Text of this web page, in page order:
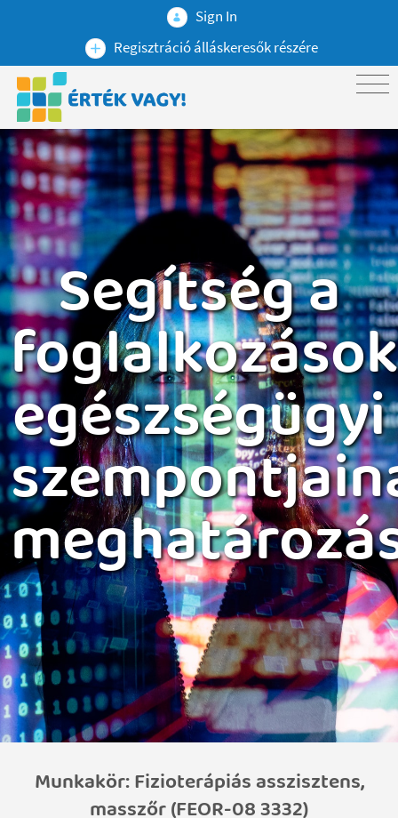
Sign In
Regisztráció álláskeresők részére
Segítség a
foglalkozások
egészségügyi
Munkakör: Fizioterápiás asszisztens,
masszőr (FEOR-08 3332)